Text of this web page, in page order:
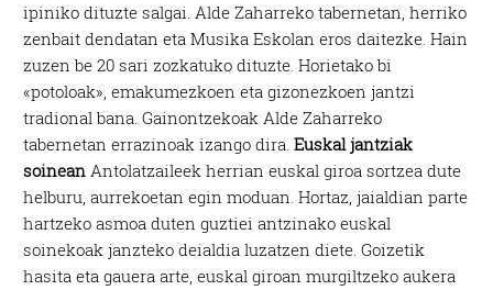
ipiniko dituzte salgai. Alde Zaharreko tabernetan, herriko
zenbait dendatan eta Musika Eskolan eros daitezke. Hain
zuzen be 20 sari zozkatuko dituzte. Horietako bi
«potoloak», emakumezkoen eta gizonezkoen jantzi
tradional bana. Gainontzekoak Alde Zaharreko
tabernetan errazinoak izango dira.Euskal jantziak
soinean Antolatzaileek herrian euskal giroa sortzea dute
helburu, aurrekoetan egin moduan. Hortaz, jaialdian parte
hartzeko asmoa duten guztiei antzinako euskal
soinekoak janzteko deialdia luzatzen diete. Goizetik
hasita eta gauera arte, euskal giroan murgiltzeko aukera